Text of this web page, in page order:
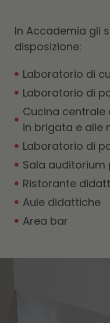
In Accademia gli
disposizione:
Laboratorio di
Laboratorio di
Cucina
in brigata e alle
Laboratorio di
Sala auditorium
Ristorante
Aule didattiche
Area bar